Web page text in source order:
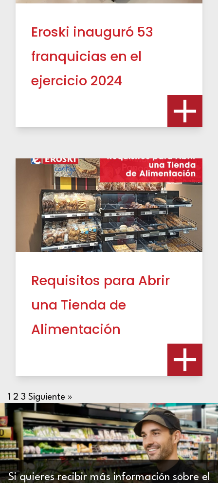
Eroski inauguró 53
franquicias en el
ejercicio 2024
Requisitos para Abrir
una Tienda de
Alimentación
1 2 3 Siguiente »
Si quieres recibir más información sobre el